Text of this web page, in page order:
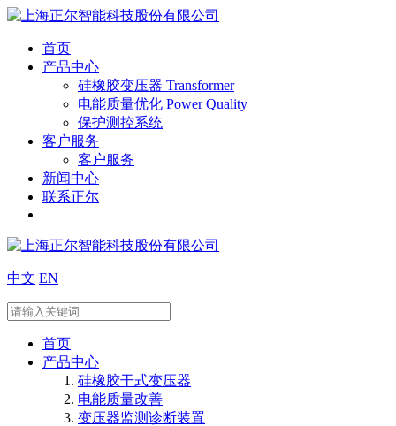
首页
产品中心
硅橡胶变压器 Transformer
电能质量优化 Power Quality
保护测控系统
客户服务
客户服务
新闻中心
联系正尔
中文 EN
首页
产品中心
硅橡胶干式变压器
电能质量改善
变压器监测诊断装置